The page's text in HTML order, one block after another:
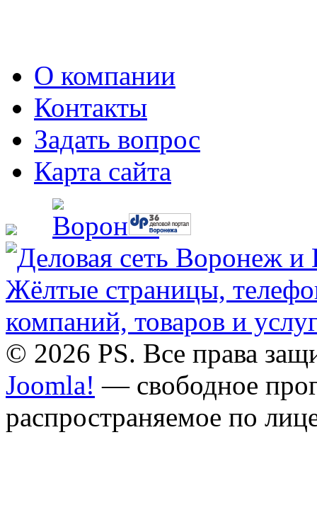
О компании
Контакты
Задать вопрос
Карта сайта
© 2026 PS. Все права
Joomla! — свободное
распространяемое по